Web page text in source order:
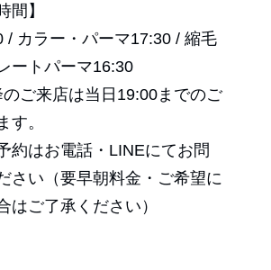
間】
/ カラー・パーマ17:30 / 縮毛
ートパーマ16:30
ご来店は当日19:00までのご
す。
約はお電話・LINEにてお問
さい（要早朝料金・ご希望に
はご了承ください）